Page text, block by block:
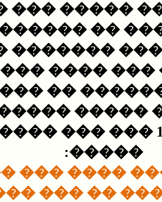
�����
���� ��
�����
��� ����
������
�����
��� ��� ������� ���
�����:
��� ����
���� ��